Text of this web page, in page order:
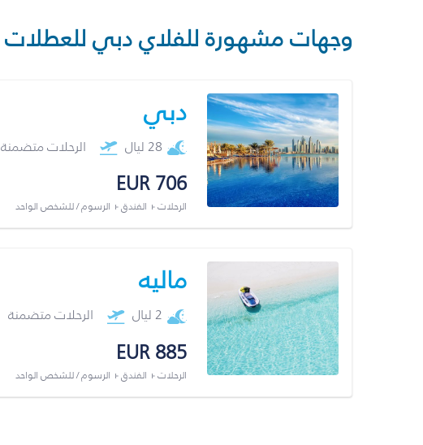
وجهات مشهورة للفلاي دبي للعطلات
دبي
28 ليال الرحلات متضمنة
EUR 706
الرحلات + الفندق + الرسوم / للشخص الواحد
ماليه
2 ليال الرحلات متضمنة
EUR 885
الرحلات + الفندق + الرسوم / للشخص الواحد